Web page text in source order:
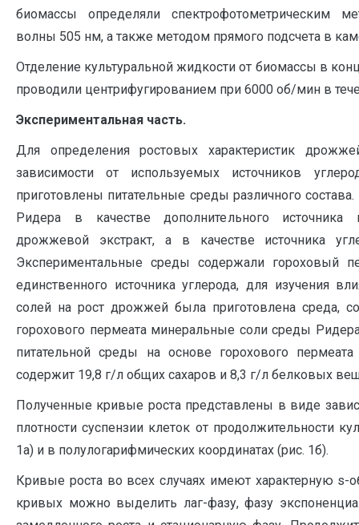
биомассы определяли спектрофотометрическим
волны 505 нм, а также методом прямого подсчета в
Отделение культуральной жидкости от биомассы в
проводили центрифугированием при 6000 об/мин в
Экспериментальная часть.
Для определения ростовых характеристик
зависимости от используемых источников
приготовлены питательные среды различного
Ридера в качестве дополнительного источника
дрожжевой экстракт, а в качестве источника
Экспериментальные среды содержали гороховый
единственного источника углерода, для изучения
солей на рост дрожжей была приготовлена среда,
горохового пермеата минеральные соли среды
питательной среды на основе горохового
содержит 19,8 г/л общих сахаров и 8,3 г/л белковых
Полученные кривые роста представлены в виде
плотности суспензии клеток от продолжительности
1а) и в полулогарифмических координатах (рис. 1б).
Кривые роста во всех случаях имеют характерную s-
кривых можно выделить лаг-фазу, фазу